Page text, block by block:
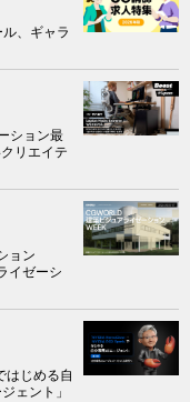
、ギャラ
ション最
リエイテ
ョン
イゼーシ
はじめる自
ェント」